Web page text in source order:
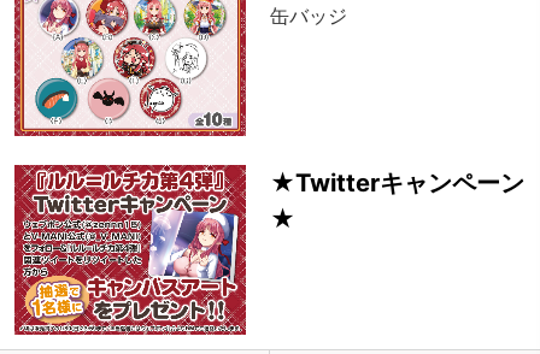
缶バッジ
★Twitterキャンペーン
★